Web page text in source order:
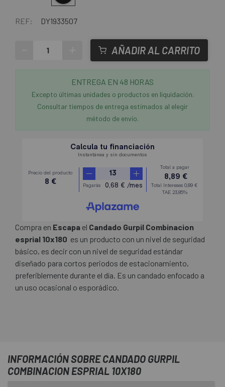
REF: DY1933507
AÑADIR AL CARRITO
ENTREGA EN 48 HORAS
Excepto últimas unidades o productos en liquidación.
Consultar tiempos de entrega estimados al elegir
método de envío.
Compra en Escapa el Candado Gurpil Combinacion
esprial 10x180 es un producto con un nivel de seguridad
básico, es decir con un nivel de seguridad estándar
diseñado para cortos periodos de estacionamiento,
preferiblemente durante el día. Es un candado enfocado a
un uso ocasional o esporádico.
INFORMACIÓN SOBRE CANDADO GURPIL
COMBINACION ESPRIAL 10X180